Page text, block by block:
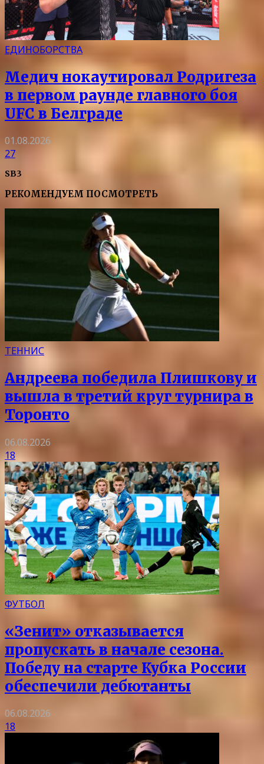
ЕДИНОБОРСТВА
Медич нокаутировал Родригеза
в первом раунде главного боя
UFC в Белграде
01.08.2026
27
SB3
РЕКОМЕНДУЕМ ПОСМОТРЕТЬ
ТЕННИС
Андреева победила Плишкову и
вышла в третий круг турнира в
Торонто
06.08.2026
18
ФУТБОЛ
«Зенит» отказывается
пропускать в начале сезона.
Победу на старте Кубка России
обеспечили дебютанты
06.08.2026
18